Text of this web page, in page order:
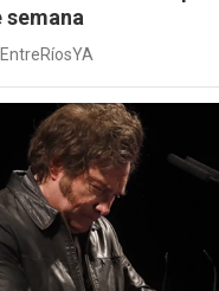
semana
EntreRíosYA